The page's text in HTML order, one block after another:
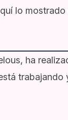
lo
ha
trabajando